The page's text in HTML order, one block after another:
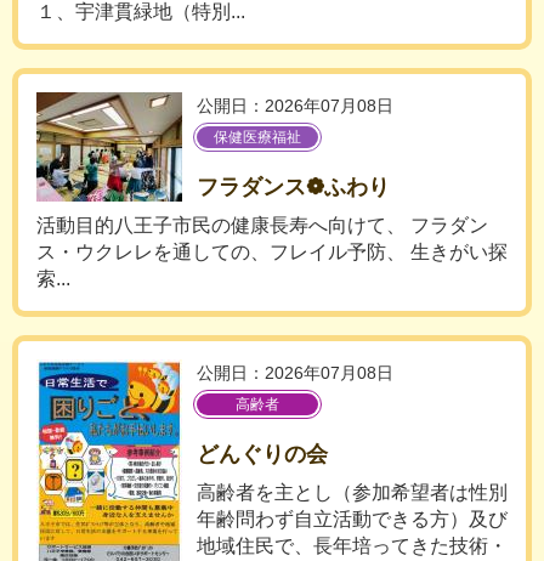
１、宇津貫緑地（特別...
公開日：2026年07月08日
保健医療福祉
フラダンス❁ふわり
活動目的八王子市民の健康長寿へ向けて、 フラダン
ス・ウクレレを通しての、フレイル予防、 生きがい探
索...
公開日：2026年07月08日
高齢者
どんぐりの会
高齢者を主とし（参加希望者は性別
年齢問わず自立活動できる方）及び
地域住民で、長年培ってきた技術・